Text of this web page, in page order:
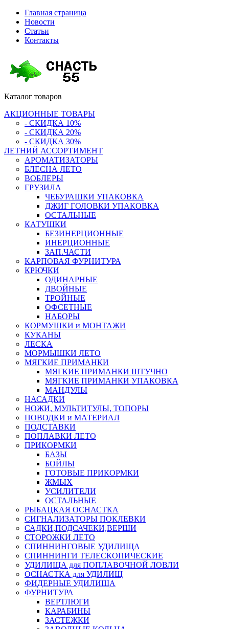
Главная страница
Новости
Статьи
Контакты
Каталог товаров
АКЦИОННЫЕ ТОВАРЫ
- СКИДКА 10%
- СКИДКА 20%
- СКИДКА 30%
ЛЕТНИЙ АССОРТИМЕНТ
АРОМАТИЗАТОРЫ
БЛЕСНА ЛЕТО
ВОБЛЕРЫ
ГРУЗИЛА
ЧЕБУРАШКИ УПАКОВКА
ДЖИГ ГОЛОВКИ УПАКОВКА
ОСТАЛЬНЫЕ
КАТУШКИ
БЕЗИНЕРЦИОННЫЕ
ИНЕРЦИОННЫЕ
ЗАП.ЧАСТИ
КАРПОВАЯ ФУРНИТУРА
КРЮЧКИ
ОДИНАРНЫЕ
ДВОЙНЫЕ
ТРОЙНЫЕ
ОФСЕТНЫЕ
НАБОРЫ
КОРМУШКИ и МОНТАЖИ
КУКАНЫ
ЛЕСКА
МОРМЫШКИ ЛЕТО
МЯГКИЕ ПРИМАНКИ
МЯГКИЕ ПРИМАНКИ ШТУЧНО
МЯГКИЕ ПРИМАНКИ УПАКОВКА
МАНДУЛЫ
НАСАДКИ
НОЖИ, МУЛЬТИТУЛЫ, ТОПОРЫ
ПОВОДКИ и МАТЕРИАЛ
ПОДСТАВКИ
ПОПЛАВКИ ЛЕТО
ПРИКОРМКИ
БАЗЫ
БОЙЛЫ
ГОТОВЫЕ ПРИКОРМКИ
ЖМЫХ
УСИЛИТЕЛИ
ОСТАЛЬНЫЕ
РЫБАЦКАЯ ОСНАСТКА
СИГНАЛИЗАТОРЫ ПОКЛЕВКИ
САДКИ,ПОДСАЧЕКИ,ВЕРШИ
СТОРОЖКИ ЛЕТО
СПИННИНГОВЫЕ УДИЛИЩА
СПИННИНГИ ТЕЛЕСКОПИЧЕСКИЕ
УДИЛИЩА для ПОПЛАВОЧНОЙ ЛОВЛИ
ОСНАСТКА для УДИЛИЩ
ФИДЕРНЫЕ УДИЛИЩА
ФУРНИТУРА
ВЕРТЛЮГИ
КАРАБИНЫ
ЗАСТЕЖКИ